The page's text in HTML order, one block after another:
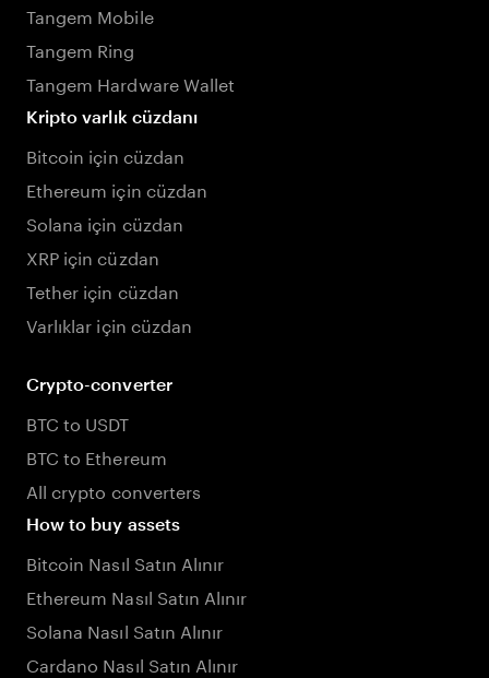
Tangem Mobile
Tangem Ring
Tangem Hardware Wallet
Kripto varlık cüzdanı
Bitcoin için cüzdan
Ethereum için cüzdan
Solana için cüzdan
XRP için cüzdan
Tether için cüzdan
Varlıklar için cüzdan
Crypto-converter
BTC to USDT
BTC to Ethereum
All crypto converters
How to buy assets
Bitcoin Nasıl Satın Alınır
Ethereum Nasıl Satın Alınır
Solana Nasıl Satın Alınır
Cardano Nasıl Satın Alınır